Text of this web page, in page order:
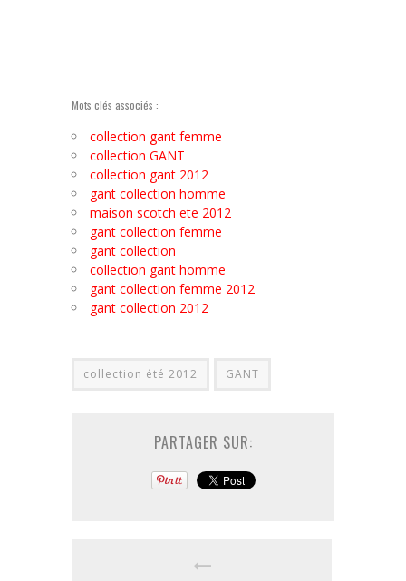
Mots clés associés :
collection gant femme
collection GANT
collection gant 2012
gant collection homme
maison scotch ete 2012
gant collection femme
gant collection
collection gant homme
gant collection femme 2012
gant collection 2012
collection été 2012 GANT
PARTAGER SUR: